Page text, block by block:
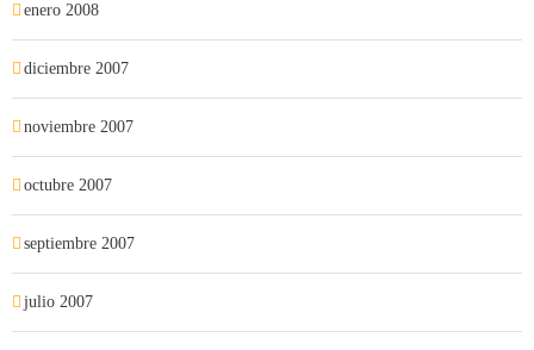
enero 2008
diciembre 2007
noviembre 2007
octubre 2007
septiembre 2007
julio 2007